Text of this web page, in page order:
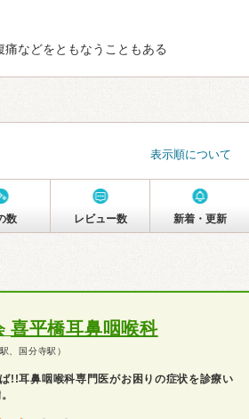
などをともなうこともある
表示順について
数 レビュー数 新着・更新
喜平橋耳鼻咽喉科
、国分寺駅）
!!耳鼻咽喉科専門医がお困りの症状を診療い